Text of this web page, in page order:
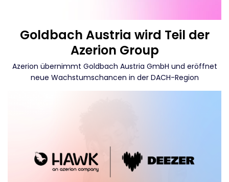
Goldbach Austria wird Teil der
Azerion Group
Azerion übernimmt Goldbach Austria GmbH und eröffnet
neue Wachstumschancen in der DACH-Region